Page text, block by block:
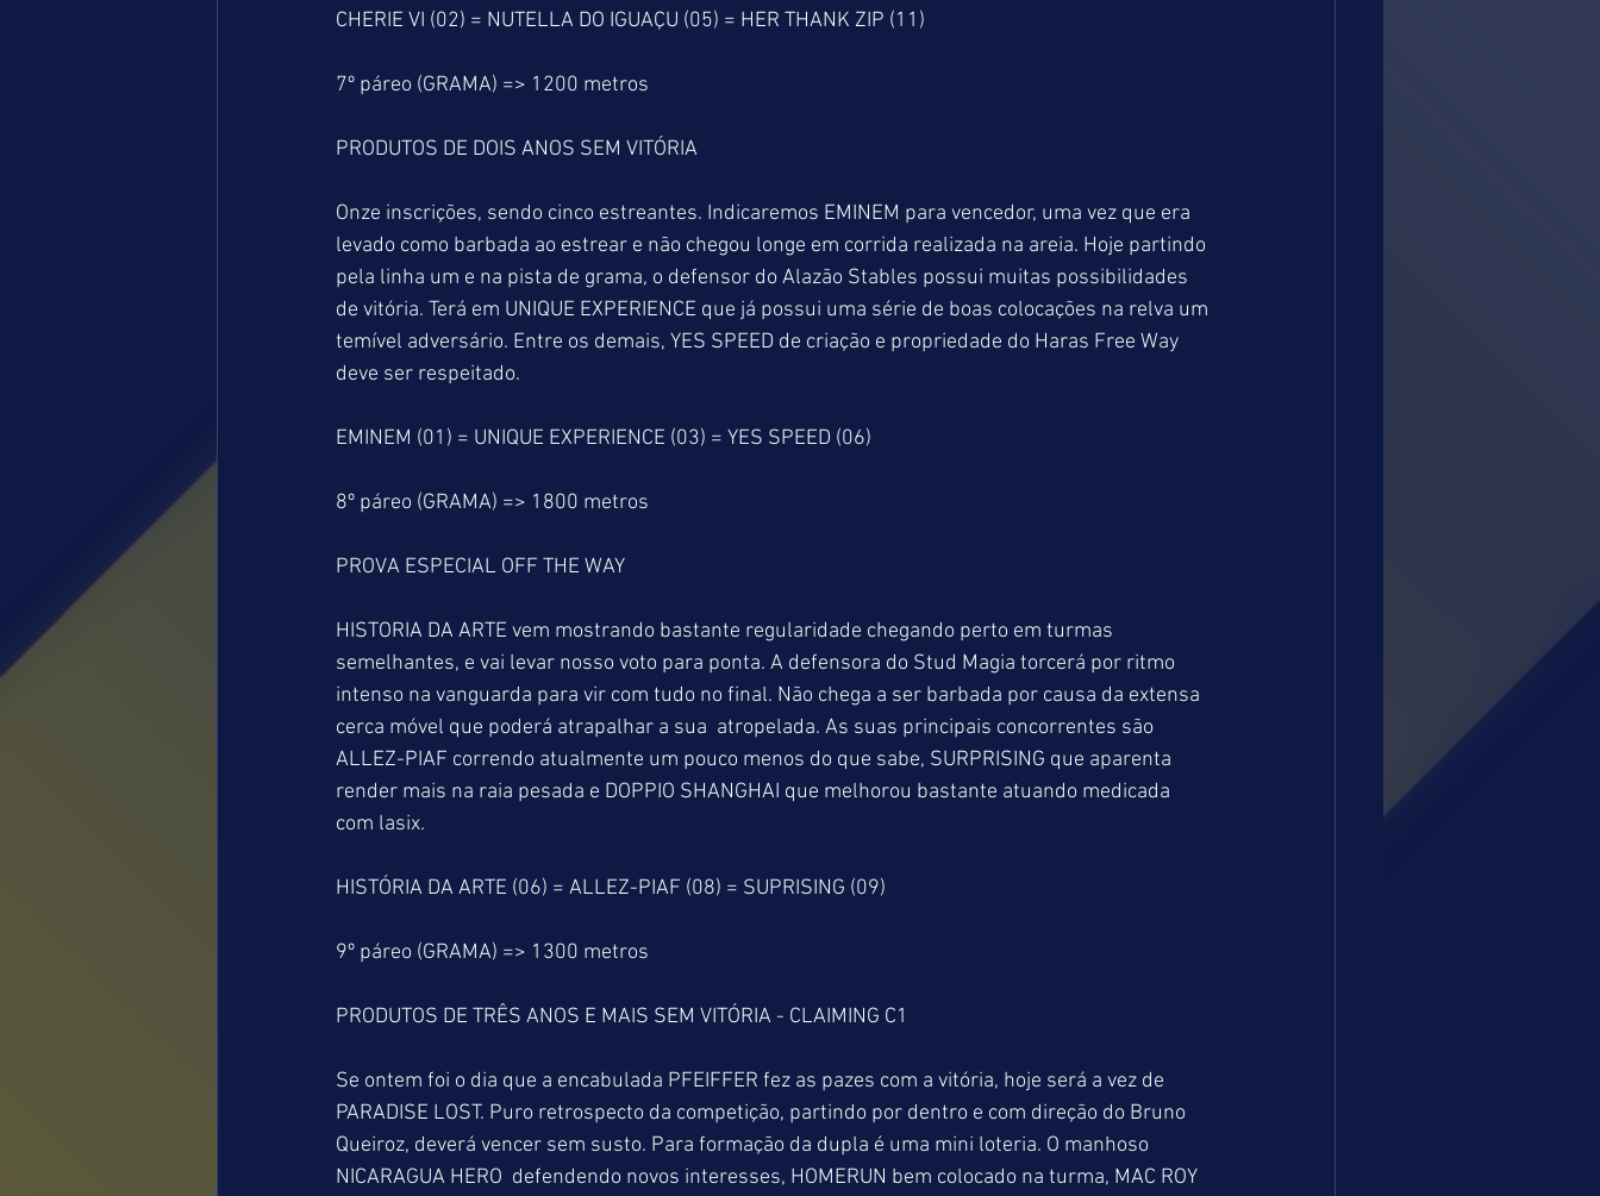
CHERIE VI (02) = NUTELLA DO IGUAÇU (05) = HER THANK ZIP (11)
7º páreo (GRAMA) => 1200 metros
PRODUTOS DE DOIS ANOS SEM VITÓRIA
Onze inscrições, sendo cinco estreantes. Indicaremos EMINEM para vencedor, uma vez que era
levado como barbada ao estrear e não chegou longe em corrida realizada na areia. Hoje partindo
pela linha um e na pista de grama, o defensor do Alazão Stables possui muitas possibilidades
de vitória. Terá em UNIQUE EXPERIENCE que já possui uma série de boas colocações na relva um
temível adversário. Entre os demais, YES SPEED de criação e propriedade do Haras Free Way
deve ser respeitado.
EMINEM (01) = UNIQUE EXPERIENCE (03) = YES SPEED (06)
8º páreo (GRAMA) => 1800 metros
PROVA ESPECIAL OFF THE WAY
HISTORIA DA ARTE vem mostrando bastante regularidade chegando perto em turmas
semelhantes, e vai levar nosso voto para ponta. A defensora do Stud Magia torcerá por ritmo
intenso na vanguarda para vir com tudo no final. Não chega a ser barbada por causa da extensa
cerca móvel que poderá atrapalhar a sua  atropelada. As suas principais concorrentes são
ALLEZ-PIAF correndo atualmente um pouco menos do que sabe, SURPRISING que aparenta
render mais na raia pesada e DOPPIO SHANGHAI que melhorou bastante atuando medicada
com lasix.
HISTÓRIA DA ARTE (06) = ALLEZ-PIAF (08) = SUPRISING (09)
9º páreo (GRAMA) => 1300 metros
PRODUTOS DE TRÊS ANOS E MAIS SEM VITÓRIA - CLAIMING C1
Se ontem foi o dia que a encabulada PFEIFFER fez as pazes com a vitória, hoje será a vez de
PARADISE LOST. Puro retrospecto da competição, partindo por dentro e com direção do Bruno
Queiroz, deverá vencer sem susto. Para formação da dupla é uma mini loteria. O manhoso
NICARAGUA HERO  defendendo novos interesses, HOMERUN bem colocado na turma, MAC ROY